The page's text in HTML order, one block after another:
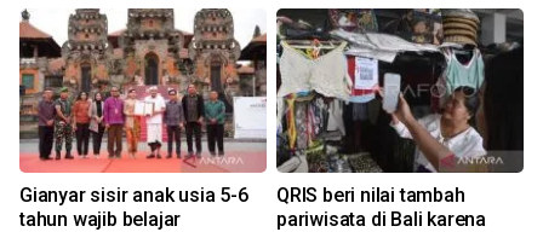
Gianyar sisir anak usia 5-6
tahun wajib belajar
QRIS beri nilai tambah
pariwisata di Bali karena